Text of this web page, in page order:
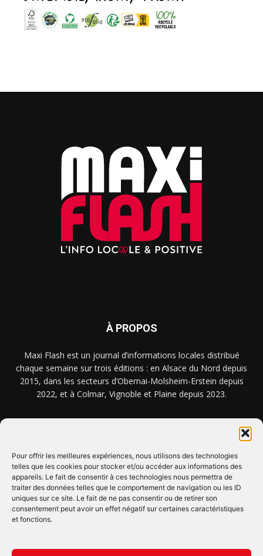
Pour offrir les meilleures expériences, nous utilisons des technologies
telles que les cookies pour stocker et/ou accéder aux informations des
appareils. Le fait de consentir à ces technologies nous permettra de
traiter des données telles que le comportement de navigation ou les ID
uniques sur ce site. Le fait de ne pas consentir ou de retirer son
consentement peut avoir un effet négatif sur certaines caractéristiques
et fonctions.
À PROPOS
Maxi Flash est un journal d’informations locales distribué
chaque semaine sur trois éditions : en Alsace du Nord depuis
2015, dans les secteurs d’Obernai-Molsheim-Erstein depuis
2022, et à Colmar, Vignoble et Plaine depuis 2023.
CLIQUEZ ICI !
SUIVEZ-NOUS !